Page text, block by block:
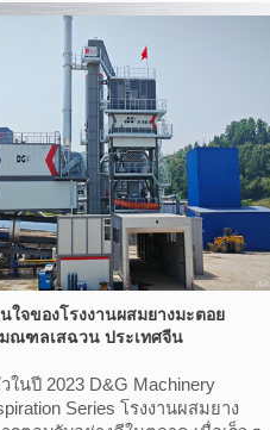
ใจของโรงงานผสมยางมะตอย
มณฑลเสฉวน ประเทศจีน
ในปี 2023 D&G Machinery
Series โรงงานผสมยาง